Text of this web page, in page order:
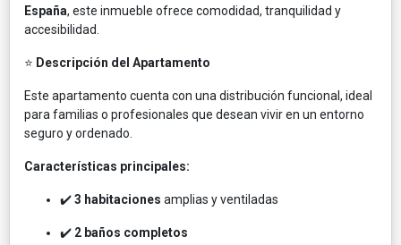
España, este inmueble ofrece comodidad, tranquilidad y
accesibilidad.
⭐ Descripción del Apartamento
Este apartamento cuenta con una distribución funcional, ideal
para familias o profesionales que desean vivir en un entorno
seguro y ordenado.
Características principales:
✔️3 habitaciones amplias y ventiladas
✔️ 2 baños completos